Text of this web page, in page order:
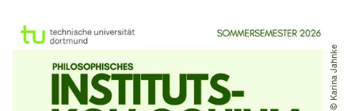
© Karina Jahnke